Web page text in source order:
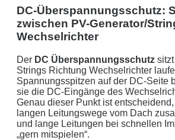
DC-Überspannungsschutz:
zwischen PV-Generator/
Wechselrichter
Der DC Überspannungsschutz
Strings Richtung Wechselrichter
Spannungsspitzen auf der DC-Seite
sie die DC-Eingänge des
Genau dieser Punkt ist
langen Leitungswege vom Dach
und lange Leitungen bei schnellen
„gern mitspielen“.